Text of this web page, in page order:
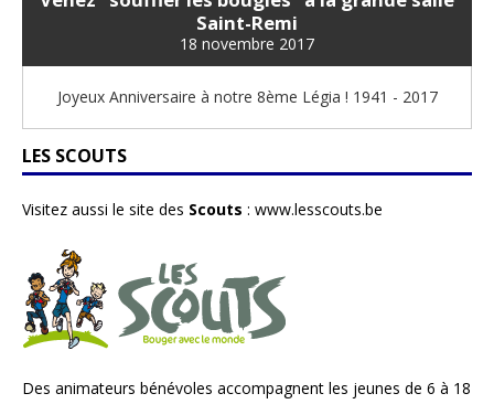
Saint-Remi
18 novembre 2017
Joyeux Anniversaire à notre 8ème Légia ! 1941 - 2017
LES SCOUTS
Visitez aussi le site des Scouts : www.lesscouts.be
Des animateurs bénévoles accompagnent les jeunes de 6 à 18